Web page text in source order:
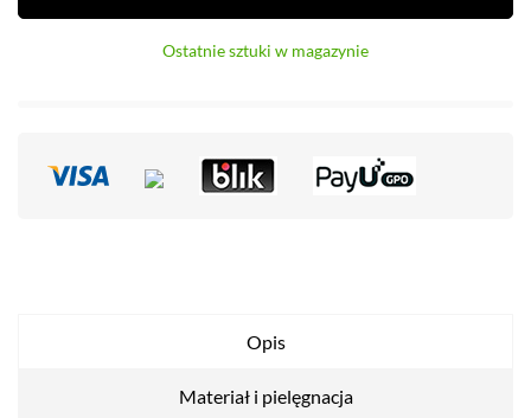
Ostatnie sztuki w magazynie
Opis
Materiał i pielęgnacja